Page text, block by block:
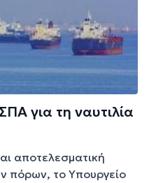
για τη ναυτιλία
αποτελεσματική
πόρων, το Υπουργείο